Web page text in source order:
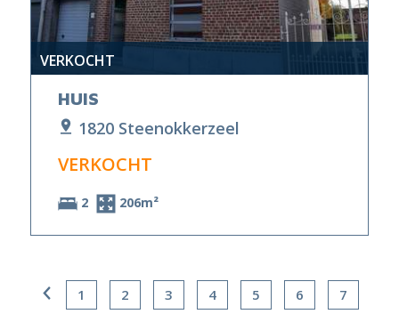
VERKOCHT
HUIS
1820 Steenokkerzeel
VERKOCHT
2 206m²
1 2 3 4 5 6 7